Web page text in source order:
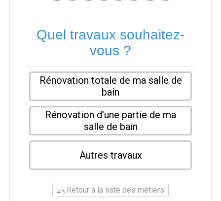
Quel travaux souhaitez-
vous ?
Rénovation totale de ma salle de
bain
Rénovation d'une partie de ma
salle de bain
Autres travaux
Retour à la liste des métiers